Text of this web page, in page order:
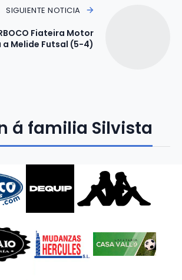
SIGUIENTE NOTICIA
Fiateira Motor
a Melide Futsal (5-4)
á familia Silvista